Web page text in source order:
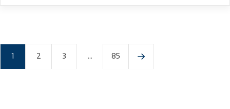
2 3 ... 85